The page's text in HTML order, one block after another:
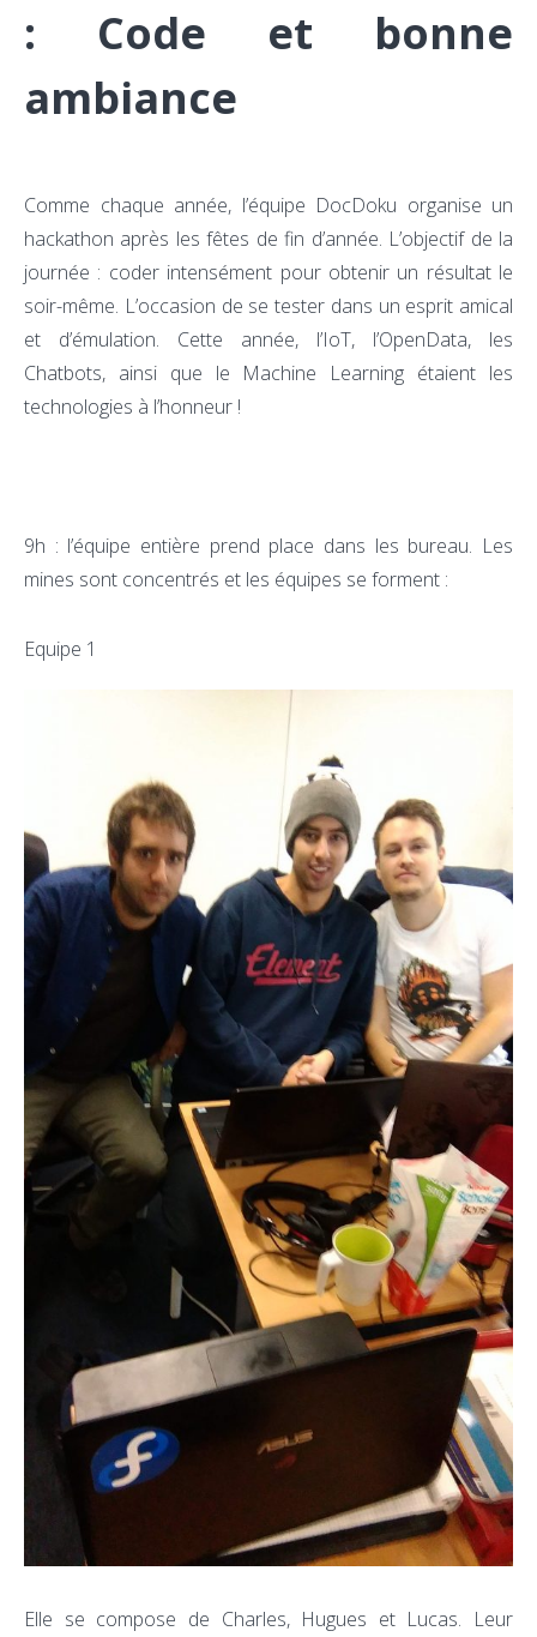
: Code et bonne
ambiance
Comme chaque année, l’équipe DocDoku organise un
hackathon après les fêtes de fin d’année. L’objectif de la
journée : coder intensément pour obtenir un résultat le
soir-même. L’occasion de se tester dans un esprit amical
et d’émulation. Cette année, l’IoT, l’OpenData, les
Chatbots, ainsi que le Machine Learning étaient les
technologies à l’honneur !
9h : l’équipe entière prend place dans les bureau. Les
mines sont concentrés et les équipes se forment :
Equipe 1
Elle se compose de Charles, Hugues et Lucas. Leur